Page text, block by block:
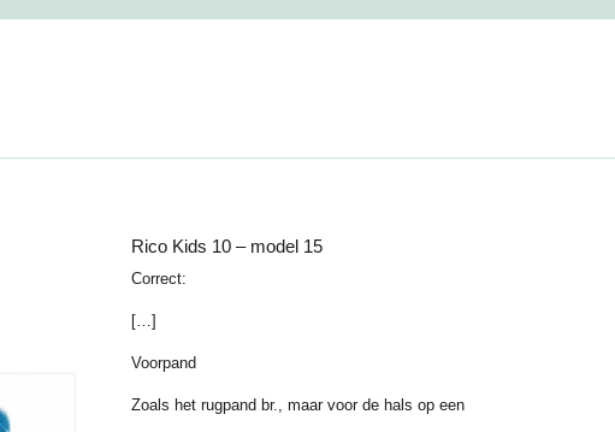
Rico Kids 10 – model 15
Correct:
[…]
Voorpand
Zoals het rugpand br., maar voor de hals op een